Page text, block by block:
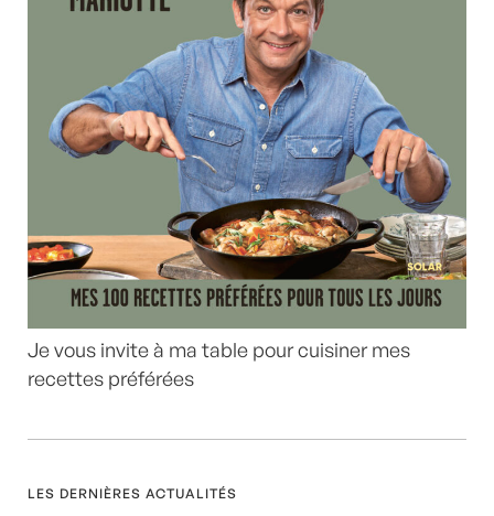
Je vous invite à ma table pour cuisiner mes
recettes préférées
LES DERNIÈRES ACTUALITÉS